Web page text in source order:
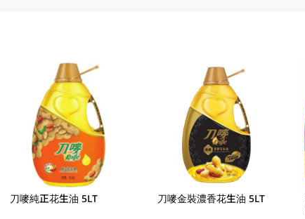
刀嘜純正花生油 5LT 刀嘜金裝濃香花生油 5LT